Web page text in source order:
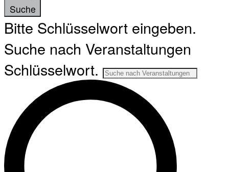
Suche
Bitte Schlüsselwort eingeben.
Suche nach Veranstaltungen
Schlüsselwort.